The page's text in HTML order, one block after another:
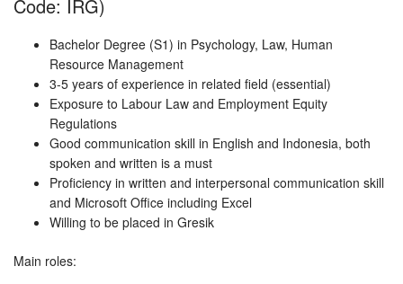
Code: IRG)
Bachelor Degree (S1) in Psychology, Law, Human
Resource Management
3-5 years of experience in related field (essential)
Exposure to Labour Law and Employment Equity
Regulations
Good communication skill in English and Indonesia, both
spoken and written is a must
Proficiency in written and interpersonal communication skill
and Microsoft Office including Excel
Willing to be placed in Gresik
Main roles: